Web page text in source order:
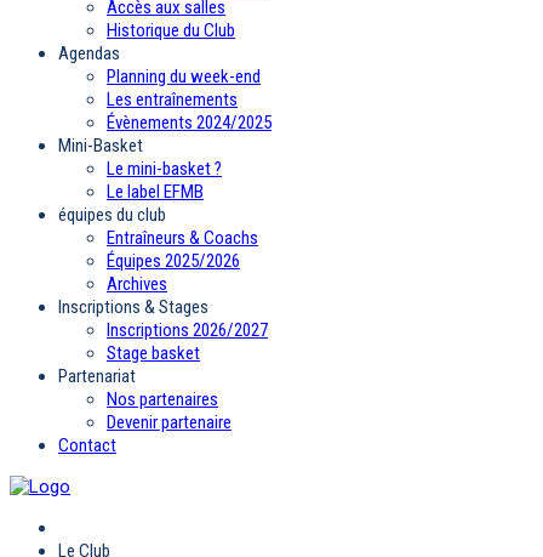
Accès aux salles
Historique du Club
Agendas
Planning du week-end
Les entraînements
Évènements 2024/2025
Mini-Basket
Le mini-basket ?
Le label EFMB
équipes du club
Entraîneurs & Coachs
Équipes 2025/2026
Archives
Inscriptions & Stages
Inscriptions 2026/2027
Stage basket
Partenariat
Nos partenaires
Devenir partenaire
Contact
Le Club